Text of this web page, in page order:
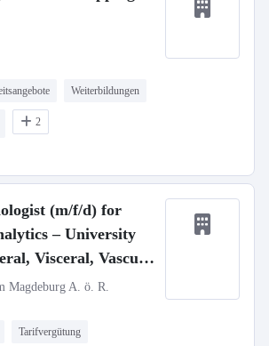
Weiterbildungen
2
(m/f/d) for
– University
Visceral, Vascular
Surgery – Molecular
Surgery
Magdeburg A. ö. R.
Tarifvergütung